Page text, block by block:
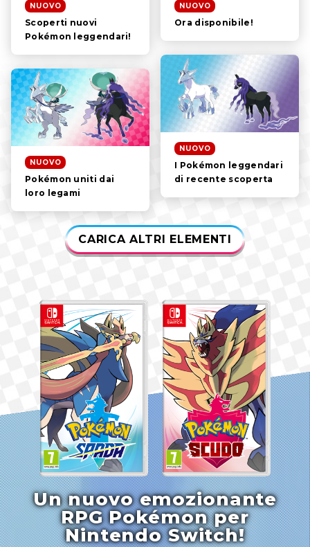
ASPETTI DI GIOCO
VIDEO
NUOVO
Scoperti nuovi
Pokémon leggendari!
NUOVO
Ora disponibile!
NUOVO
I Pokémon leggendari
di recente scoperta
NUOVO
Pokémon uniti dai
loro legami
CARICA ALTRI ELEMENTI
Un nuovo emozionante
RPG Pokémon per
Nintendo Switch!